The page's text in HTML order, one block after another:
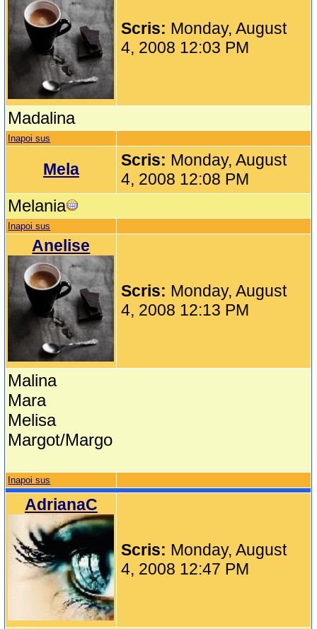
Scris: Monday, August
4, 2008 12:03 PM
Madalina
Inapoi sus
Mela Scris: Monday, August
4, 2008 12:08 PM
Melania
Inapoi sus
Anelise
Scris: Monday, August
4, 2008 12:13 PM
Malina
Mara
Melisa
Margot/Margo
Inapoi sus
AdrianaC
Scris: Monday, August
4, 2008 12:47 PM